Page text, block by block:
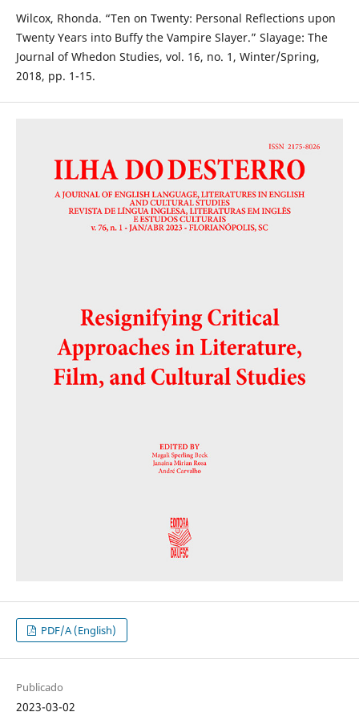
Wilcox, Rhonda. “Ten on Twenty: Personal Reflections upon
Twenty Years into Buffy the Vampire Slayer.” Slayage: The
Journal of Whedon Studies, vol. 16, no. 1, Winter/Spring,
2018, pp. 1-15.
PDF/A (English)
Publicado
2023-03-02